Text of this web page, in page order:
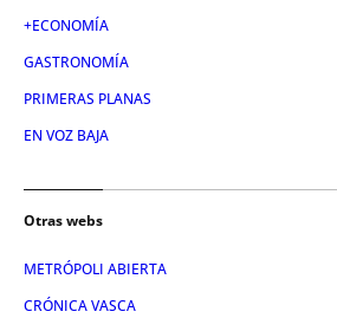
+ECONOMÍA
GASTRONOMÍA
PRIMERAS PLANAS
EN VOZ BAJA
Otras webs
METRÓPOLI ABIERTA
CRÓNICA VASCA